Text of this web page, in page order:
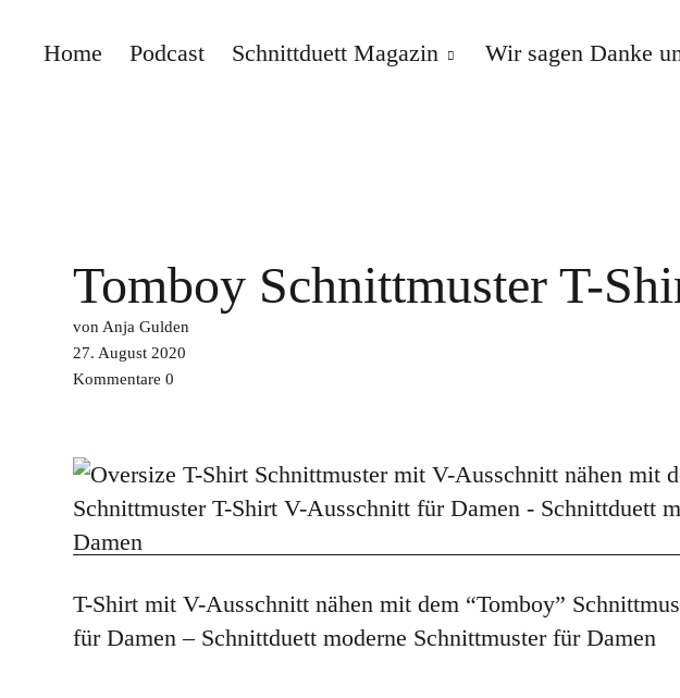
Home Podcast Schnittduett Magazin Wir sagen Danke
Tomboy Schnittmuster T-
von Anja Gulden
27. August 2020
Kommentare 0
T-Shirt mit V-Ausschnitt nähen mit dem “Tomboy”
für Damen – Schnittduett moderne Schnittmuster für Damen